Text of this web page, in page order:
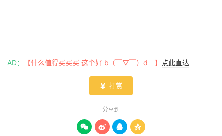
AD： 【什么值得买买买 这个好 b（￣▽￣）d 】 点此直达
 打赏
分享到
   